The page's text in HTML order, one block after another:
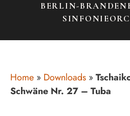
BERLIN-
Home » Downloads »
Schwäne Nr. 27 – Tuba